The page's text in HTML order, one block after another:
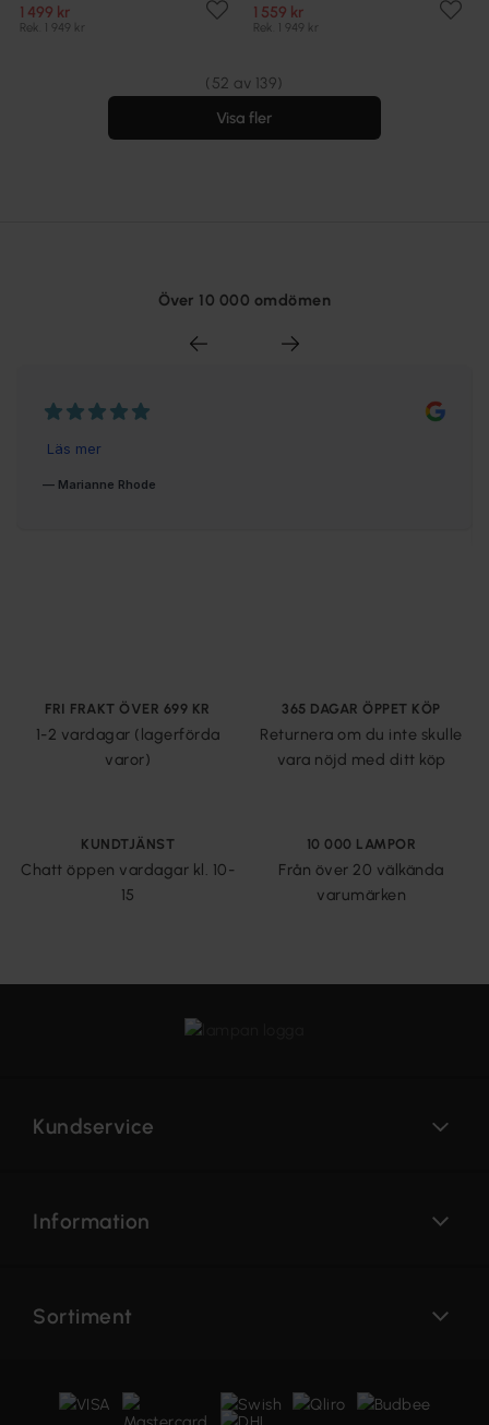
1 499 kr
Rek. 1 949 kr
1 559 kr
Rek. 1 949 kr
(52 av 139)
Visa fler
Över 10 000 omdömen
FRI FRAKT ÖVER 699 KR
1-2 vardagar (lagerförda
varor)
365 DAGAR ÖPPET KÖP
Returnera om du inte skulle
vara nöjd med ditt köp
KUNDTJÄNST
Chatt öppen vardagar kl. 10-
15
10 000 LAMPOR
Från över 20 välkända
varumärken
Kundservice
Information
Sortiment